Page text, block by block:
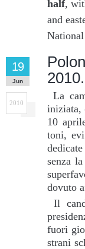
half,
and
2010.
19
Jun
2010
La
iniziata,
10
toni,
senza
dovuto
Il
fuori
strani